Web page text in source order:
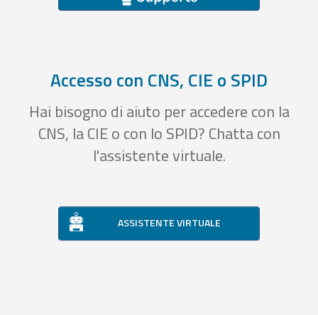
Accesso con CNS, CIE o SPID
Hai bisogno di aiuto per accedere con la
CNS, la CIE o con lo SPID? Chatta con
l'assistente virtuale.
ASSISTENTE VIRTUALE